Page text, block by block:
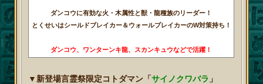
ダンコウに有効な火・木属性と獣・龍種族のリーダー！
とくせいはシールドブレイカー＆ウォールブレイカーのW対策持ち！
ダンコウ、ワンターンキ龍、スカンキュウなどで活躍！
▼新登場言霊祭限定コトダマン「サイノクワバラ 」